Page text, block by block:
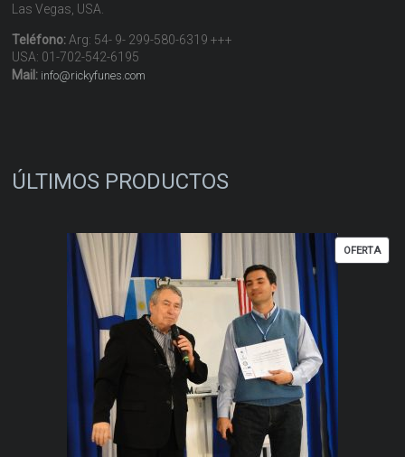
Las Vegas, USA.
Teléfono: Arg: 54- 9- 299-580-6319 +++
USA: 01-702-542-6195
Mail: info@rickyfunes.com
ÚLTIMOS PRODUCTOS
OFERTA